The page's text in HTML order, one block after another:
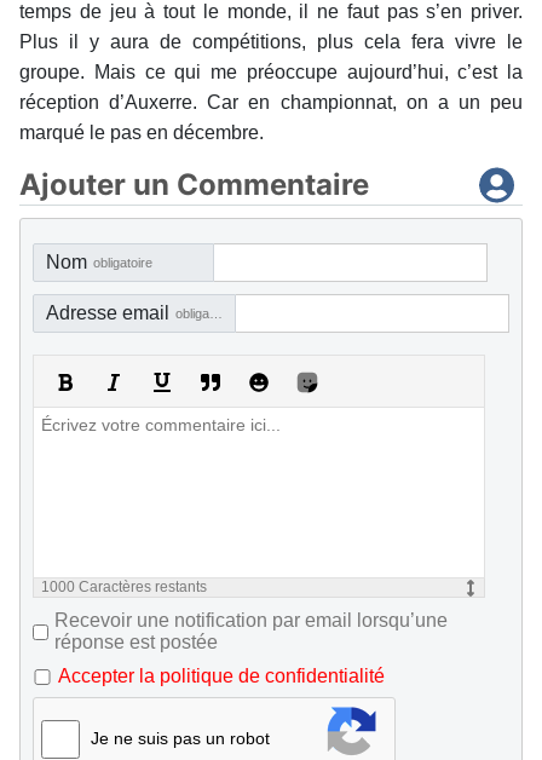
temps de jeu à tout le monde, il ne faut pas s’en priver.
Plus il y aura de compétitions, plus cela fera vivre le
groupe. Mais ce qui me préoccupe aujourd’hui, c’est la
réception d’Auxerre. Car en championnat, on a un peu
marqué le pas en décembre.
Ajouter un Commentaire
Nom obligatoire
Adresse email
1000 Caractères restants
Recevoir une notification par email lorsqu’une
réponse est postée
Accepter la politique de confidentialité
Je ne suis pas un robot